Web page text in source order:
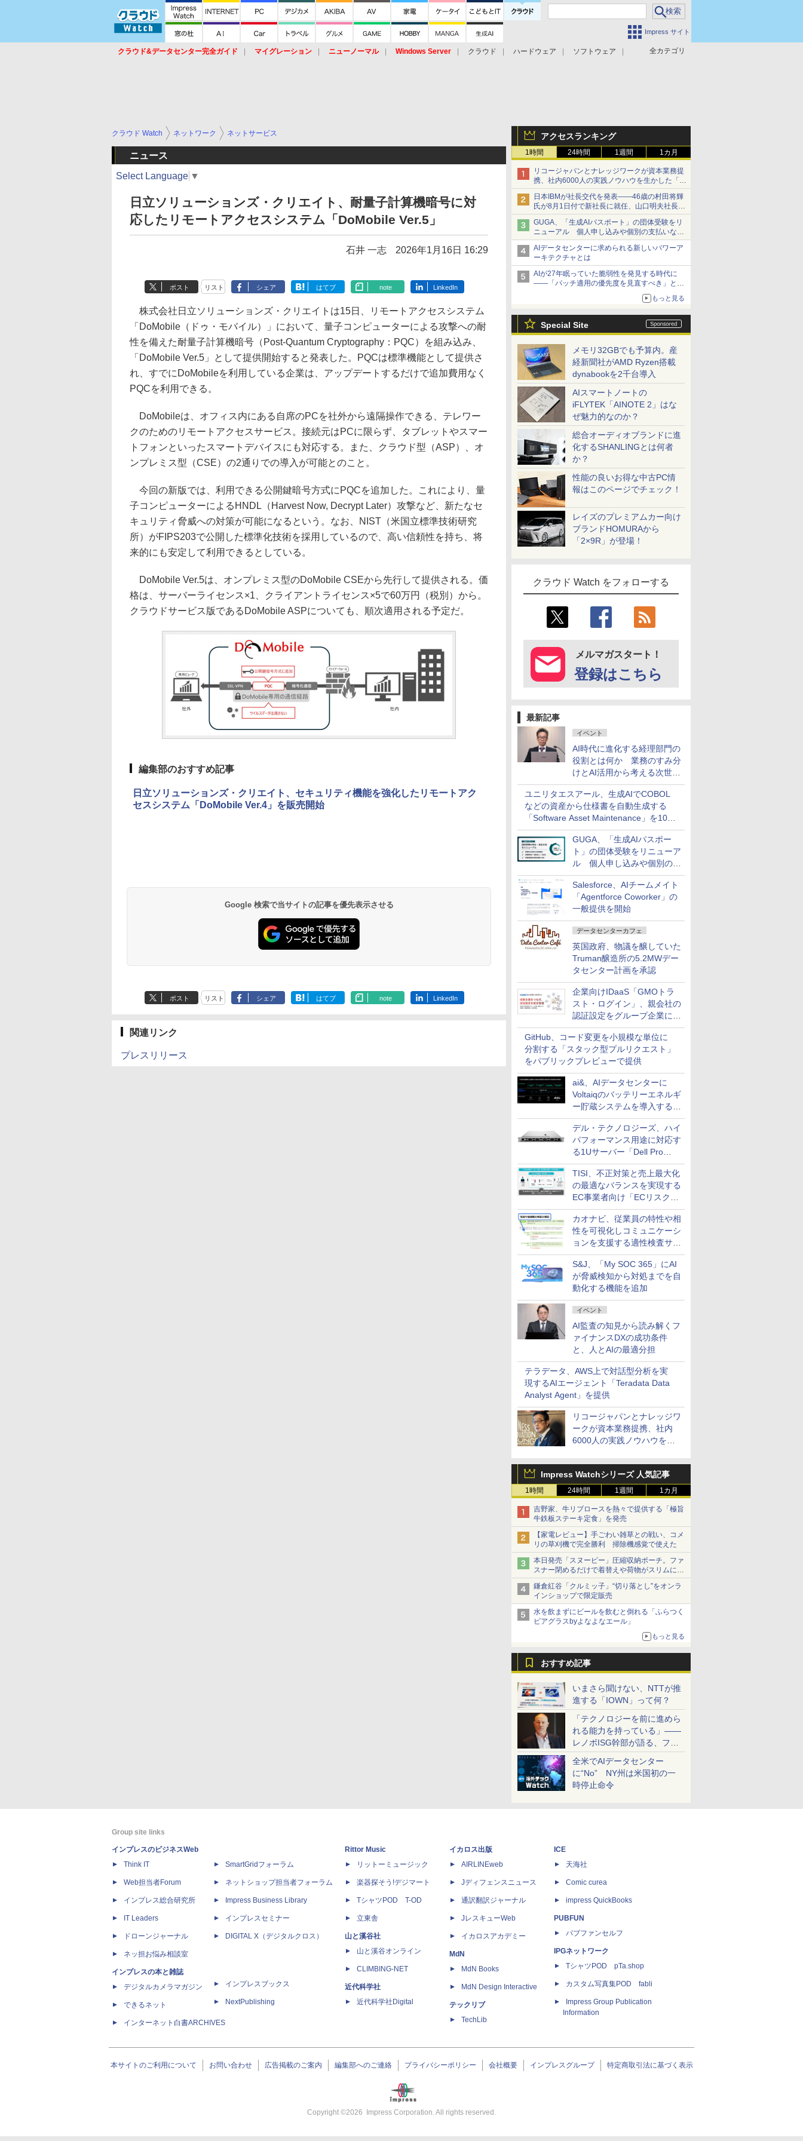
Impress サイト
全カテゴリ
クラウド&データセンター完全ガイド マイグレーション ニューノーマル Windows Server クラウド ハードウェア
ソフトウェア
アクセスランキング
1時間 24時間 1週間 1カ月
リコージャパンとナレッジワークが資本業務提
携、社内6000人の実践ノウハウを生かした「AI
商談記録 for RICOH」を展開へ
日本IBMが社長交代を発表――46歳の村田将輝
氏が8月1日付で新社長に就任、山口明夫社長は
会長へ
GUGA、「生成AIパスポート」の団体受験をリ
ニューアル 個人申し込みや個別の支払いなど
に対応
AIデータセンターに求められる新しいパワーア
ーキテクチャとは
AIが27年眠っていた脆弱性を発見する時代に
――「パッチ適用の優先度を見直すべき」とセ
もっと見る
Special Site
メモリ32GBでも予算内。産
経新聞社がAMD Ryzen搭載
dynabookを2千台導入
AIスマートノートの
iFLYTEK「AINOTE 2」はな
ぜ魅力的なのか？
総合オーディオブランドに進
化するSHANLINGとは何者
か？
性能の良いお得な中古PC情
報はこのページでチェック！
レイズのプレミアムカー向け
ブランドHOMURAから
「2×9R」が登場！
クラウド Watch をフォローする
メルマガスタート！
登録はこちら
最新記事
イベント
AI時代に進化する経理部門の
役割とは何か 業務のすみ分
けとAI活用から考える次世代
ファイナンス戦略
ユニリタエスアール、生成AIでCOBOL
などの資産から仕様書を自動生成する
「Software Asset Maintenance」を10月
に発売
GUGA、「生成AIパスポー
ト」の団体受験をリニューア
ル 個人申し込みや個別の支
払いなどに対応
Salesforce、AIチームメイト
「Agentforce Coworker」の
一般提供を開始
データセンターカフェ
英国政府、物議を醸していた
Truman醸造所の5.2MWデー
タセンター計画を承認
企業向けIDaaS「GMOトラ
スト・ログイン」、親会社の
認証設定をグループ企業に展
開できる新機能を提供
GitHub、コード変更を小規模な単位に
分割する「スタック型プルリクエスト」
をパブリックプレビューで提供
ai&、AIデータセンターに
Voltaiqのバッテリーエネルギ
ー貯蔵システムを導入する計
画を発表
デル・テクノロジーズ、ハイ
パフォーマンス用途に対応す
る1Uサーバー「Dell Pro
Precision 7 R1ラック」を発
売
TISI、不正対策と売上最大化
の最適なバランスを実現する
EC事業者向け「ECリスク対
策設計・運用支援サービス」
カオナビ、従業員の特性や相
性を可視化しコミュニケーシ
ョンを支援する適性検査サー
ビスを提供
S&J、「My SOC 365」にAI
が脅威検知から対処までを自
動化する機能を追加
イベント
AI監査の知見から読み解くフ
ァイナンスDXの成功条件
と、人とAIの最適分担
テラデータ、AWS上で対話型分析を実
現するAIエージェント「Teradata Data
Analyst Agent」を提供
リコージャパンとナレッジワ
ークが資本業務提携、社内
6000人の実践ノウハウを生
RICOH」を展開へ
Impress Watchシリーズ 人気記事
1時間 24時間 1週間 1カ月
吉野家、牛リブロースを熱々で提供する「極旨
牛鉄板ステーキ定食」を発売
【家電レビュー】手ごわい雑草との戦い、コメ
リの草刈機で完全勝利 掃除機感覚で使えた
本日発売「スヌーピー」圧縮収納ポーチ。ファ
スナー閉めるだけで着替えや荷物がスリムにま
とまる
鎌倉紅谷「クルミッ子」“切り落とし”をオンラ
インショップで限定販売
水を飲まずにビールを飲むと倒れる「ふらつく
ビアグラスbyよなよなエール」
もっと見る
おすすめ記事
いまさら聞けない、NTTが推
進する「IOWN」って何？
「テクノロジーを前に進めら
れる能力を持っている」――
レノボISG幹部が語る、フル
スタックと水冷技術の強み
全米でAIデータセンター
に“No” NY州は米国初の一
時停止命令
クラウド Watch ネットワーク ネットサービス
ニュース
Select Language ▼
日立ソリューションズ・クリエイト、耐量子計算機暗号に対
応したリモートアクセスシステム「DoMobile Ver.5」
石井 一志 2026年1月16日 16:29
ポスト リスト シェア はてブ note LinkedIn
株式会社日立ソリューションズ・クリエイトは15日、リモートアクセスシステム
「DoMobile（ドゥ・モバイル）」において、量子コンピューターによる攻撃への耐
性を備えた耐量子計算機暗号（Post-Quantum Cryptography：PQC）を組み込み、
「DoMobile Ver.5」として提供開始すると発表した。PQCは標準機能として提供さ
れ、すでにDoMobileを利用している企業は、アップデートするだけで追加費用なく
PQCを利用できる。
DoMobileは、オフィス内にある自席のPCを社外から遠隔操作できる、テレワー
クのためのリモートアクセスサービス。接続元はPCに限らず、タブレットやスマー
トフォンといったスマートデバイスにも対応する。また、クラウド型（ASP）、オ
ンプレミス型（CSE）の2通りでの導入が可能とのこと。
今回の新版では、利用できる公開鍵暗号方式にPQCを追加した。これにより、量
子コンピューターによるHNDL（Harvest Now, Decrypt Later）攻撃など、新たなセ
キュリティ脅威への対策が可能になるという。なお、NIST（米国立標準技術研究
所）がFIPS203で公開した標準化技術を採用しているので、高い信頼性を持ち、将
来的にも安定して利用できるとしている。
DoMobile Ver.5は、オンプレミス型のDoMobile CSEから先行して提供される。価
格は、サーバーライセンス×1、クライアントライセンス×5で60万円（税別）から。
クラウドサービス版であるDoMobile ASPについても、順次適用される予定だ。
編集部のおすすめ記事
日立ソリューションズ・クリエイト、セキュリティ機能を強化したリモートアク
セスシステム「DoMobile Ver.4」を販売開始
Google 検索で当サイトの記事を優先表示させる
ポスト リスト シェア はてブ note LinkedIn
関連リンク
プレスリリース
Group site links
インプレスのビジネスWeb
Think IT
Web担当者Forum
インプレス総合研究所
IT Leaders
ドローンジャーナル
ネッ担お悩み相談室
インプレスの本と雑誌
デジタルカメラマガジン
できるネット
インターネット白書ARCHIVES
SmartGridフォーラム
ネットショップ担当者フォーラム
Impress Business Library
インプレスセミナー
DIGITAL X（デジタルクロス）
インプレスブックス
NextPublishing
Rittor Music
リットーミュージック
楽器探そう!デジマート
TシャツPOD T-OD
立東舎
山と溪谷社
山と溪谷オンライン
CLIMBING-NET
近代科学社
近代科学社Digital
イカロス出版
AIRLINEweb
Jディフェンスニュース
通訳翻訳ジャーナル
JレスキューWeb
イカロスアカデミー
MdN
MdN Books
MdN Design Interactive
テックリブ
TechLib
ICE
天海社
Comic curea
impress QuickBooks
PUBFUN
パブファンセルフ
IPGネットワーク
TシャツPOD pTa.shop
カスタム写真集POD fabli
Impress Group Publication
Information
本サイトのご利用について お問い合わせ 広告掲載のご案内 編集部へのご連絡 プライバシーポリシー 会社概要 インプレスグループ 特定商取引法に基づく表示
Copyright ©2026 Impress Corporation. All rights reserved.